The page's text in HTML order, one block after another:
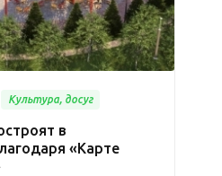
Культура, досуг
в
«Карте